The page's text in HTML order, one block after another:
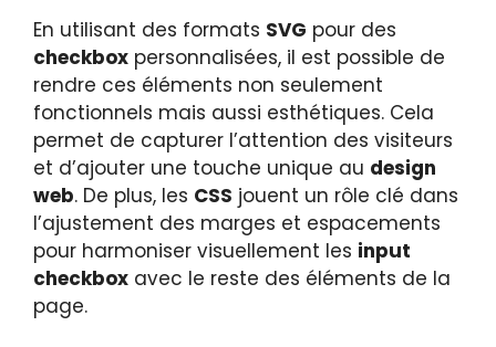
En utilisant des formats SVG pour des
checkbox personnalisées, il est possible de
rendre ces éléments non seulement
fonctionnels mais aussi esthétiques. Cela
permet de capturer l’attention des visiteurs
et d’ajouter une touche unique au design
web. De plus, les CSS jouent un rôle clé dans
l’ajustement des marges et espacements
pour harmoniser visuellement les input
checkbox avec le reste des éléments de la
page.